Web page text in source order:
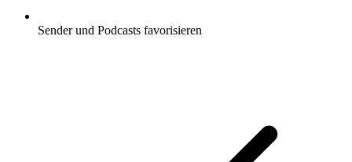
Sender und Podcasts favorisieren